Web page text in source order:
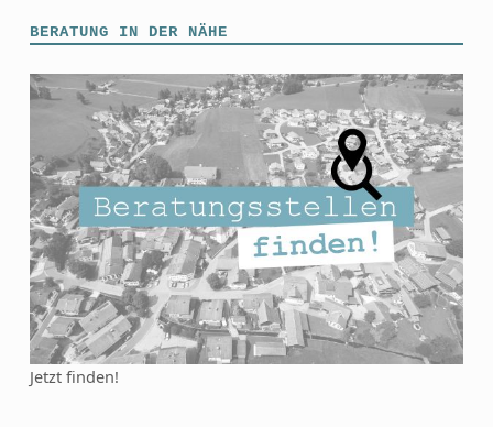
BERATUNG IN DER NÄHE
Jetzt finden!